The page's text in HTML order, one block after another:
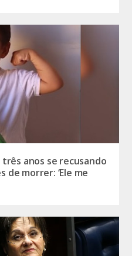
anos se recusando
de morrer: ‘Ele me